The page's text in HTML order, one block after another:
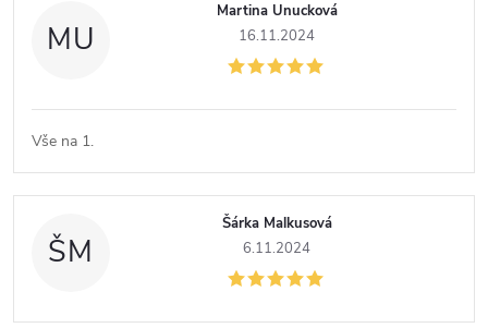
MU
Martina Unucková
16.11.2024
Vše na 1.
ŠM
Šárka Malkusová
6.11.2024